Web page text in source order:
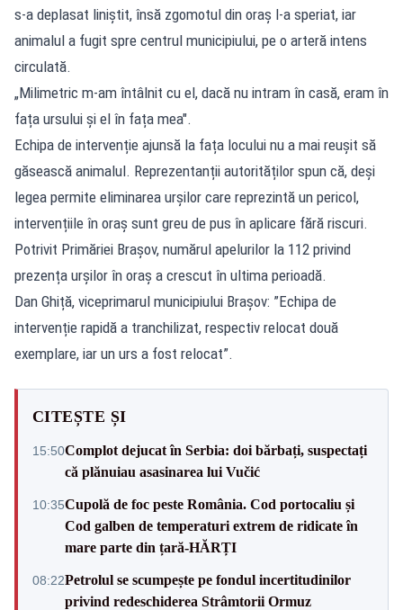
s-a deplasat liniștit, însă zgomotul din oraș l-a speriat, iar
animalul a fugit spre centrul municipiului, pe o arteră intens
circulată.
„Milimetric m-am întâlnit cu el, dacă nu intram în casă, eram în
fața ursului și el în fața mea".
Echipa de intervenție ajunsă la fața locului nu a mai reușit să
găsească animalul. Reprezentanții autorităților spun că, deși
legea permite eliminarea urșilor care reprezintă un pericol,
intervențiile în oraș sunt greu de pus în aplicare fără riscuri.
Potrivit Primăriei Brașov, numărul apelurilor la 112 privind
prezența urșilor în oraș a crescut în ultima perioadă.
Dan Ghiță, viceprimarul municipiului Brașov: ”Echipa de
intervenție rapidă a tranchilizat, respectiv relocat două
exemplare, iar un urs a fost relocat”.
CITEȘTE ȘI
15:50Complot dejucat în Serbia: doi bărbați, suspectați
că plănuiau asasinarea lui Vučić
10:35Cupolă de foc peste România. Cod portocaliu și
Cod galben de temperaturi extrem de ridicate în
mare parte din țară-HĂRȚI
08:22Petrolul se scumpește pe fondul incertitudinilor
privind redeschiderea Strâmtorii Ormuz